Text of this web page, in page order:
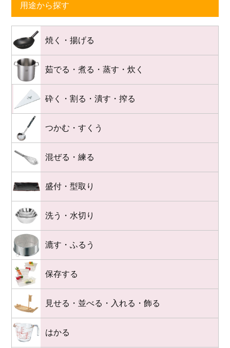
用途から探す
焼く・揚げる
茹でる・煮る・蒸す・炊く
砕く・割る・潰す・搾る
つかむ・すくう
混ぜる・練る
盛付・型取り
洗う・水切り
漉す・ふるう
保存する
見せる・並べる・入れる・飾る
はかる